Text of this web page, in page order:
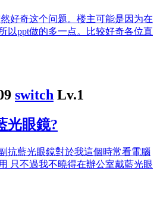
好奇这个问题。楼主可能是因为在
以ppt做的多一点。比较好奇各位直
switch Lv.1
光眼鏡?
抗藍光眼鏡對於我這個時常看電腦
只不過我不曉得在辦公室戴藍光眼